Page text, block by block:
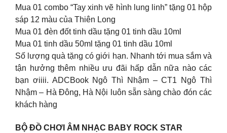
Mua 01 combo “Tay xinh vẽ hình lung linh” tặng 01 hộp
sáp 12 màu của Thiên Long
Mua 01 đèn đốt tinh dầu tặng 01 tinh dầu 10ml
Mua 01 tinh dầu 50ml tặng 01 tinh dầu 10ml
Số lượng quà tặng có giới hạn. Nhanh tới mua sắm và
tận hưởng thêm nhiều ưu đãi hấp dẫn nữa nào các
bạn ơiiii. ADCBook Ngô Thì Nhậm – CT1 Ngô Thì
Nhậm – Hà Đông, Hà Nội luôn sẵn sàng chào đón các
khách hàng ️
BỘ ĐỒ CHƠI ÂM NHẠC BABY ROCK STAR